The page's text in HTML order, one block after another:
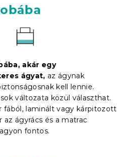
akár egy
ágyat, az ágynak
kell lennie.
változata közül választhat.
fából, laminált vagy kárpitozott
az ágyrács és a matrac
fontos.